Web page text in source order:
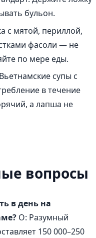
бульон.
с мятой, периллой,
фасоли — не
по мере еды.
Вьетнамские супы с
в течение
а лапша не
вопросы
в день на
О: Разумный
150 000–250